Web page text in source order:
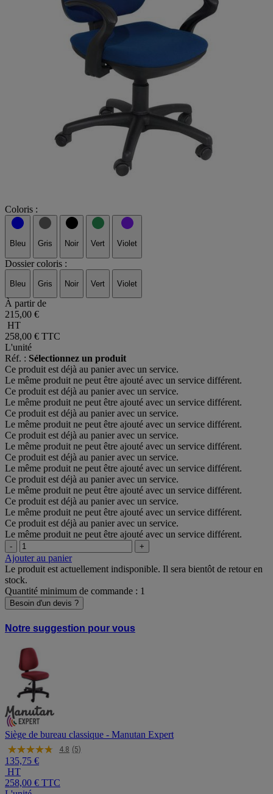
Coloris :
Bleu Gris Noir Vert Violet
Dossier coloris :
Bleu Gris Noir Vert Violet
À partir de
215,00 €
HT
258,00 € TTC
L'unité
Réf. : Sélectionnez un produit
Ce produit est déjà au panier avec un service.
Le même produit ne peut être ajouté avec un service différent.
Ce produit est déjà au panier avec un service.
Le même produit ne peut être ajouté avec un service différent.
Ce produit est déjà au panier avec un service.
Le même produit ne peut être ajouté avec un service différent.
Ce produit est déjà au panier avec un service.
Le même produit ne peut être ajouté avec un service différent.
Ce produit est déjà au panier avec un service.
Le même produit ne peut être ajouté avec un service différent.
Ce produit est déjà au panier avec un service.
Le même produit ne peut être ajouté avec un service différent.
Ce produit est déjà au panier avec un service.
Le même produit ne peut être ajouté avec un service différent.
Ce produit est déjà au panier avec un service.
Le même produit ne peut être ajouté avec un service différent.
- +
Ajouter au panier
Le produit est actuellement indisponible. Il sera bientôt de retour en
stock.
Quantité minimum de commande : 1
Besoin d'un devis ?
Notre suggestion pour vous
Siège de bureau classique - Manutan Expert
4.8 (5)
135,75 €
HT
258,00 € TTC